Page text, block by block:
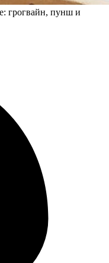
грогвайн, пунш и